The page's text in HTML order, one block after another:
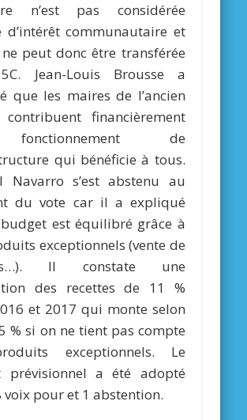
n’est pas considérée
d’intérêt communautaire et
ne peut donc être transférée
Jean-Louis Brousse a
que les maires de l’ancien
contribuent financièrement
de
qui bénéficie à tous.
Navarro s’est abstenu au
du vote car il a expliqué
est équilibré grâce à
exceptionnels (vente de
Il constate une
des recettes de 11 %
et 2017 qui monte selon
% si on ne tient pas compte
exceptionnels. Le
prévisionnel a été adopté
voix pour et 1 abstention.